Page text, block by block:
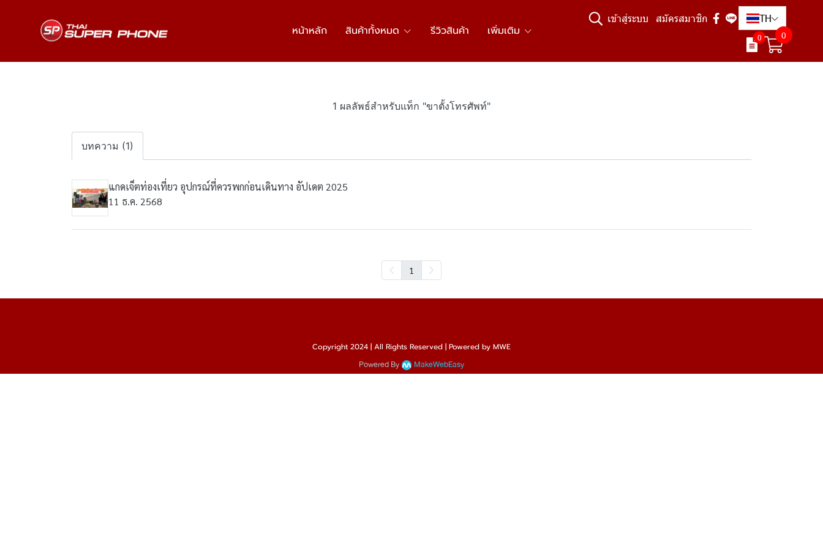
หน้าหลัก สินค้าทั้งหมด รีวิวสินค้า เพิ่มเติม
เข้าสู่ระบบ สมัครสมาชิก TH
0 0
1 ผลลัพธ์สำหรับแท็ก "ขาตั้งโทรศัพท์"
บทความ (1)
แกดเจ็ตท่องเที่ยว อุปกรณ์ที่ควรพกก่อนเดินทาง อัปเดต 2025
11 ธ.ค. 2568
1
Copyright 2024 | All Rights Reserved | Powered by MWE
Powered By MakeWebEasy